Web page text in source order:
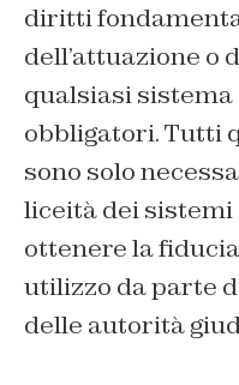
diritti
dell’attuazione o
qualsiasi sistema
obbligatori. Tutti
sono solo
liceità dei sistemi
ottenere la
utilizzo da parte
delle autorità